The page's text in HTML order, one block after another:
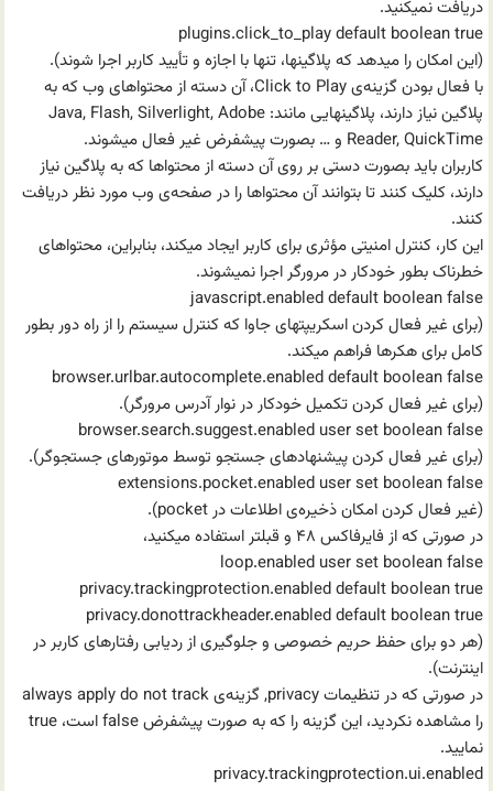
دریافت نمیکنید.
plugins.click_to_play default boolean true
(این امکان را میدهد که پلاگینها، تنها با اجازه و تأیید کاربر اجرا شوند).
با فعال بودن گزینه‌ی Click to Play، آن دسته از محتواهای وب که به
پلاگین نیاز دارند، پلاگینهایی مانند: Java, Flash, Silverlight, Adobe
Reader, QuickTime و … بصورت پیشفرض غیر فعال میشوند.
کاربران باید بصورت دستی بر روی آن دسته از محتواها که به پلاگین نیاز
دارند، کلیک کنند تا بتوانند آن محتواها را در صفحه‌ی وب مورد نظر دریافت
کنند.
این کار، کنترل امنیتی مؤثری برای کاربر ایجاد میکند، بنابراین، محتواهای
خطرناک بطور خودکار در مرورگر اجرا نمیشوند.
javascript.enabled default boolean false
(برای غیر فعال کردن اسکریپتهای جاوا که کنترل سیستم را از راه دور بطور
کامل برای هکرها فراهم میکند.
browser.urlbar.autocomplete.enabled default boolean false
(برای غیر فعال کردن تکمیل خودکار در نوار آدرس مرورگر).
browser.search.suggest.enabled user set boolean false
(برای غیر فعال کردن پیشنهادهای جستجو توسط موتورهای جستجوگر).
extensions.pocket.enabled user set boolean false
(غیر فعال کردن امکان ذخیره‌ی اطلاعات در pocket).
در صورتی که از فایرفاکس ۴۸ و قبلتر استفاده میکنید،
loop.enabled user set boolean false
privacy.trackingprotection.enabled default boolean true
privacy.donottrackheader.enabled default boolean true
(هر دو برای حفظ حریم خصوصی و جلوگیری از ردیابی رفتارهای کاربر در
اینترنت).
در صورتی که در تنظیمات privacy, گزینه‌ی always apply do not track
را مشاهده نکردید، این گزینه را که به صورت پیشفرض false است، true
نمایید.
privacy.trackingprotection.ui.enabled